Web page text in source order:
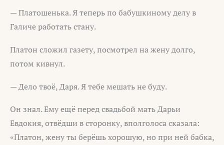
— Платошенька. Я теперь по бабушкиному делу в
Галиче работать стану.
Платон сложил газету, посмотрел на жену долго,
потом кивнул.
— Дело твоё, Даря. Я тебе мешать не буду.
Он знал. Ему ещё перед свадьбой мать Дарьи
Евдокия, отвёдши в сторонку, вполголоса сказала:
«Платон, жену ты берёшь хорошую, но при ней бабка,